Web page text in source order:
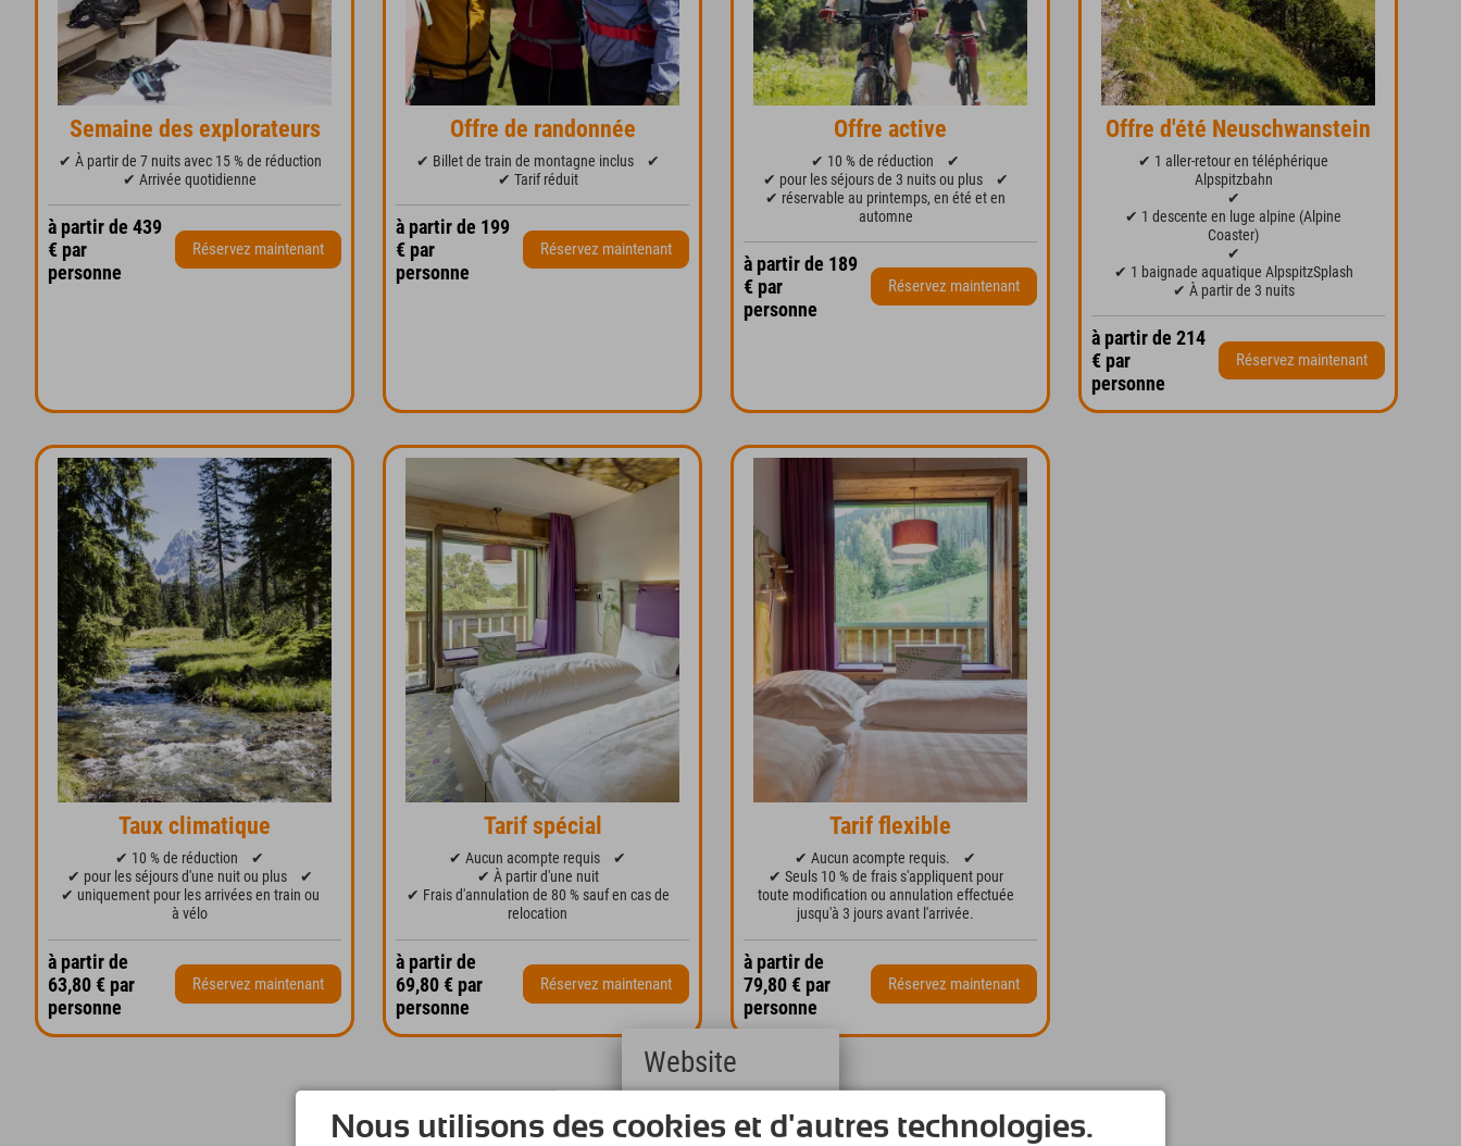
Semaine des explorateurs
✔ À partir de 7 nuits avec 15 % de réduction
✔ Arrivée quotidienne
à partir de 439
€ par
personne
Réservez maintenant
Offre de randonnée
✔ Billet de train de montagne inclus
✔
✔ Tarif réduit
à partir de 199
€ par
personne
Réservez maintenant
Offre active
✔ 10 % de réduction
✔
✔ pour les séjours de 3 nuits ou plus
✔
✔ réservable au printemps, en été et en
automne
à partir de 189
€ par
personne
Réservez maintenant
Offre d'été Neuschwanstein
✔ 1 aller-retour en téléphérique
Alpspitzbahn
✔
✔ 1 descente en luge alpine (Alpine
Coaster)
✔
✔ 1 baignade aquatique AlpspitzSplash
✔ À partir de 3 nuits
à partir de 214
€ par
personne
Réservez maintenant
Taux climatique
✔ 10 % de réduction
✔
✔ pour les séjours d'une nuit ou plus
✔
✔ uniquement pour les arrivées en train ou
à vélo
à partir de
63,80 € par
personne
Réservez maintenant
Tarif spécial
✔ Aucun acompte requis
✔
✔ À partir d'une nuit
✔ Frais d'annulation de 80 % sauf en cas de
relocation
à partir de
69,80 € par
personne
Réservez maintenant
Tarif flexible
✔ Aucun acompte requis.
✔
✔ Seuls 10 % de frais s'appliquent pour
toute modification ou annulation effectuée
jusqu'à 3 jours avant l'arrivée.
à partir de
79,80 € par
personne
Réservez maintenant
Nous utilisons des cookies et d'autres technologies.
Website
Deutsch
(German)